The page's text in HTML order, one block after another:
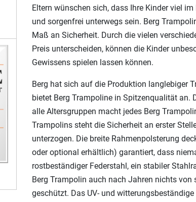
Eltern wünschen sich, dass Ihre Kinder viel
und sorgenfrei unterwegs sein. Berg
Maß an Sicherheit. Durch die vielen
Preis unterscheiden, können die Kinder
Gewissens spielen lassen können.
Berg hat sich auf die Produktion langlebiger
bietet Berg Trampoline in Spitzenqualität
alle Altersgruppen macht jedes Berg
Trampolins steht die Sicherheit an erster
unterzogen. Die breite Rahmenpolsterung
oder optional erhältlich) garantiert, dass
rostbeständiger Federstahl, ein stabiler
Berg Trampolin auch nach Jahren nichts
geschützt. Das UV- und